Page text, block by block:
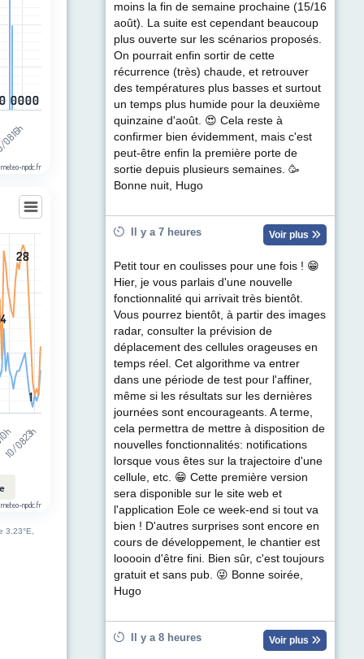
0
0 0
00
00
00
0
16h
meteo-npdc.fr
(km/h). Data ranges from 1 to 28.
11
28
28
10/08 23h
meteo-npdc.fr
3.23°E,
moins la fin de semaine prochaine (15/16
août). La suite est cependant beaucoup
plus ouverte sur les scénarios proposés.
On pourrait enfin sortir de cette
récurrence (très) chaude, et retrouver
des températures plus basses et surtout
un temps plus humide pour la deuxième
quinzaine d'août. 😍 Cela reste à
confirmer bien évidemment, mais c'est
peut-être enfin la première porte de
sortie depuis plusieurs semaines. 🥳
Bonne nuit, Hugo
Il y a 7 heures Voir plus
Petit tour en coulisses pour une fois ! 😁
Hier, je vous parlais d'une nouvelle
fonctionnalité qui arrivait très bientôt.
Vous pourrez bientôt, à partir des images
radar, consulter la prévision de
déplacement des cellules orageuses en
temps réel. Cet algorithme va entrer
dans une période de test pour l'affiner,
même si les résultats sur les dernières
journées sont encourageants. A terme,
cela permettra de mettre à disposition de
nouvelles fonctionnalités: notifications
lorsque vous êtes sur la trajectoire d'une
cellule, etc. 😁 Cette première version
sera disponible sur le site web et
l'application Eole ce week-end si tout va
bien ! D'autres surprises sont encore en
cours de développement, le chantier est
looooin d'être fini. Bien sûr, c'est toujours
gratuit et sans pub. 😜 Bonne soirée,
Hugo
Il y a 8 heures Voir plus